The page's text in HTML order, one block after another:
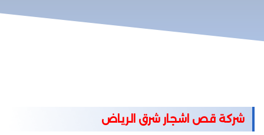
شركة قص اشجار شرق الرياض